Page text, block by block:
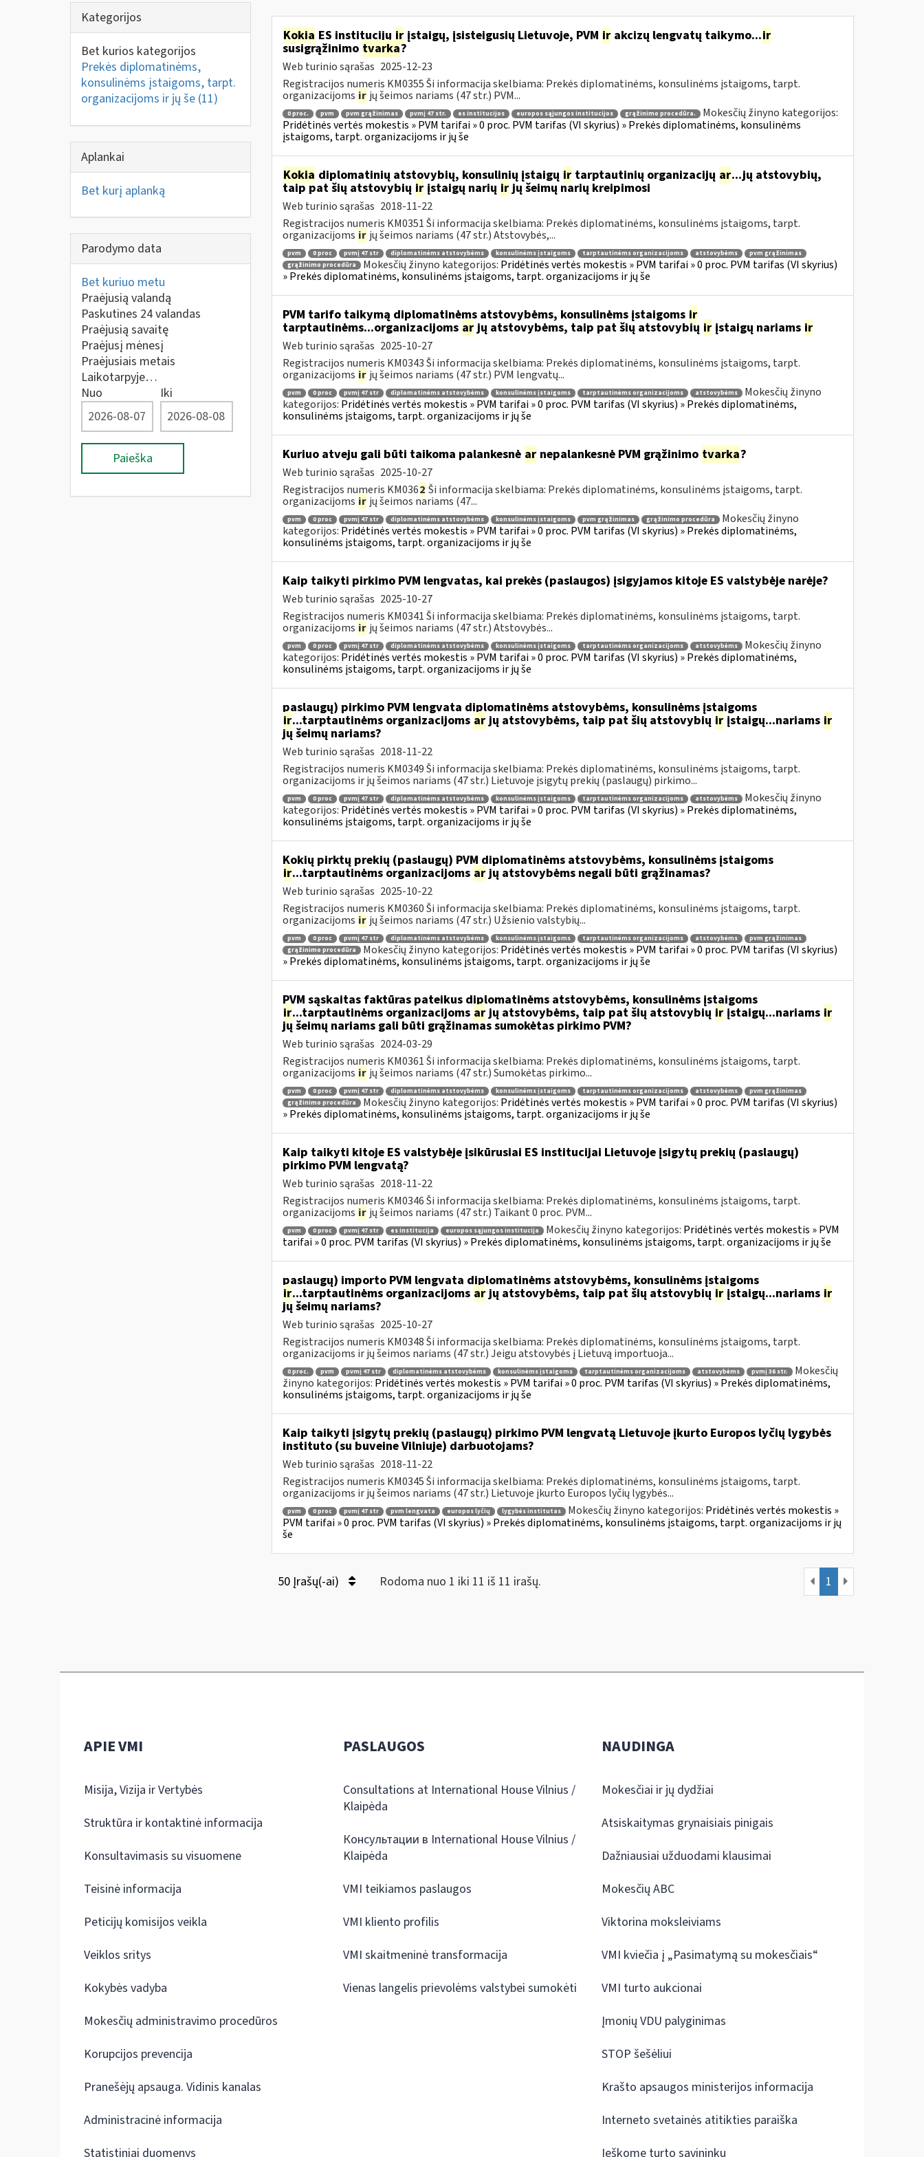
Kategorijos
Bet kurios kategorijos
Prekės diplomatinėms,
konsulinėms įstaigoms, tarpt.
organizacijoms ir jų še (11)
Aplankai
Bet kurį aplanką
Parodymo data
Bet kuriuo metu
Praėjusią valandą
Paskutines 24 valandas
Praėjusią savaitę
Praėjusį mėnesį
Praėjusiais metais
Laikotarpyje…
Nuo
Iki
Paieška
Kokia ES institucijųirįstaigų, įsisteigusių Lietuvoje, PVM irakcizų lengvatų taikymo...ir
susigrąžinimo tvarka?
Web turinio sąrašas 2025-12-23
Registracijos numeris KM0355 Ši informacija skelbiama: Prekės diplomatinėms, konsulinėms įstaigoms, tarpt.
organizacijoms ir jų šeimos nariams (47 str.) PVM...
0 proc. pvm pvm grąžinimas pvmį 47 str. es institucijos europos sąjungos institucijos grąžinimo procedūra.
Mokesčių žinyno kategorijos:
Pridėtinės vertės mokestis » PVM tarifai » 0 proc. PVM tarifas (VI skyrius) » Prekės diplomatinėms, konsulinėms
įstaigoms, tarpt. organizacijoms ir jų še
Kokia diplomatinių atstovybių, konsulinių įstaigų irtarptautinių organizacijų ar...jų atstovybių,
taip pat šių atstovybių irįstaigų narių irjų šeimų narių kreipimosi
Web turinio sąrašas 2018-11-22
Registracijos numeris KM0351 Ši informacija skelbiama: Prekės diplomatinėms, konsulinėms įstaigoms, tarpt.
organizacijoms ir jų šeimos nariams (47 str.) Atstovybės,...
pvm 0 proc pvmį 47 str diplomatinėms atstovybėms konsulinėms įstaigoms tarptautinėms organizacijoms atstovybėms
pvm grąžinimas
grąžinimo procedūra
Mokesčių žinyno kategorijos: Pridėtinės vertės mokestis » PVM tarifai » 0 proc. PVM tarifas (VI skyrius)
» Prekės diplomatinėms, konsulinėms įstaigoms, tarpt. organizacijoms ir jų še
PVM tarifo taikymą diplomatinėms atstovybėms, konsulinėms įstaigoms ir
tarptautinėms...organizacijoms arjų atstovybėms, taip pat šių atstovybių irįstaigų nariams ir
Web turinio sąrašas 2025-10-27
Registracijos numeris KM0343 Ši informacija skelbiama: Prekės diplomatinėms, konsulinėms įstaigoms, tarpt.
organizacijoms ir jų šeimos nariams (47 str.) PVM lengvatų...
pvm 0 proc pvmį 47 str diplomatinėms atstovybėms konsulinėms įstaigoms tarptautinėms organizacijoms atstovybėms
Mokesčių žinyno
kategorijos: Pridėtinės vertės mokestis » PVM tarifai » 0 proc. PVM tarifas (VI skyrius) » Prekės diplomatinėms,
konsulinėms įstaigoms, tarpt. organizacijoms ir jų še
Kuriuo atveju gali būti taikoma palankesnė arnepalankesnė PVM grąžinimo tvarka?
Web turinio sąrašas 2025-10-27
Registracijos numeris KM0362 Ši informacija skelbiama: Prekės diplomatinėms, konsulinėms įstaigoms, tarpt.
organizacijoms ir jų šeimos nariams (47...
pvm 0 proc pvmį 47 str diplomatinėms atstovybėms konsulinėms įstaigoms pvm grąžinimas grąžinimo procedūra
Mokesčių žinyno
kategorijos: Pridėtinės vertės mokestis » PVM tarifai » 0 proc. PVM tarifas (VI skyrius) » Prekės diplomatinėms,
konsulinėms įstaigoms, tarpt. organizacijoms ir jų še
Kaip taikyti pirkimo PVM lengvatas, kai prekės (paslaugos) įsigyjamos kitoje ES valstybėje narėje?
Web turinio sąrašas 2025-10-27
Registracijos numeris KM0341 Ši informacija skelbiama: Prekės diplomatinėms, konsulinėms įstaigoms, tarpt.
organizacijoms ir jų šeimos nariams (47 str.) Atstovybės...
pvm 0 proc pvmį 47 str diplomatinėms atstovybėms konsulinėms įstaigoms tarptautinėms organizacijoms atstovybėms
Mokesčių žinyno
kategorijos: Pridėtinės vertės mokestis » PVM tarifai » 0 proc. PVM tarifas (VI skyrius) » Prekės diplomatinėms,
konsulinėms įstaigoms, tarpt. organizacijoms ir jų še
paslaugų) pirkimo PVM lengvata diplomatinėms atstovybėms, konsulinėms įstaigoms
ir...tarptautinėms organizacijoms arjų atstovybėms, taip pat šių atstovybių irįstaigų...nariams ir
jų šeimų nariams?
Web turinio sąrašas 2018-11-22
Registracijos numeris KM0349 Ši informacija skelbiama: Prekės diplomatinėms, konsulinėms įstaigoms, tarpt.
organizacijoms ir jų šeimos nariams (47 str.) Lietuvoje įsigytų prekių (paslaugų) pirkimo...
pvm 0 proc pvmį 47 str diplomatinėms atstovybėms konsulinėms įstaigoms tarptautinėms organizacijoms atstovybėms
Mokesčių žinyno
kategorijos: Pridėtinės vertės mokestis » PVM tarifai » 0 proc. PVM tarifas (VI skyrius) » Prekės diplomatinėms,
konsulinėms įstaigoms, tarpt. organizacijoms ir jų še
Kokių pirktų prekių (paslaugų) PVM diplomatinėms atstovybėms, konsulinėms įstaigoms
ir...tarptautinėms organizacijoms arjų atstovybėms negali būti grąžinamas?
Web turinio sąrašas 2025-10-22
Registracijos numeris KM0360 Ši informacija skelbiama: Prekės diplomatinėms, konsulinėms įstaigoms, tarpt.
organizacijoms ir jų šeimos nariams (47 str.) Užsienio valstybių...
pvm 0 proc pvmį 47 str diplomatinėms atstovybėms konsulinėms įstaigoms tarptautinėms organizacijoms atstovybėms
pvm grąžinimas
grąžinimo procedūra
Mokesčių žinyno kategorijos: Pridėtinės vertės mokestis » PVM tarifai » 0 proc. PVM tarifas (VI skyrius)
» Prekės diplomatinėms, konsulinėms įstaigoms, tarpt. organizacijoms ir jų še
PVM sąskaitas faktūras pateikus diplomatinėms atstovybėms, konsulinėms įstaigoms
ir...tarptautinėms organizacijoms arjų atstovybėms, taip pat šių atstovybių irįstaigų...nariams ir
jų šeimų nariams gali būti grąžinamas sumokėtas pirkimo PVM?
Web turinio sąrašas 2024-03-29
Registracijos numeris KM0361 Ši informacija skelbiama: Prekės diplomatinėms, konsulinėms įstaigoms, tarpt.
organizacijoms ir jų šeimos nariams (47 str.) Sumokėtas pirkimo...
pvm 0 proc pvmį 47 str diplomatinėms atstovybėms konsulinėms įstaigoms tarptautinėms organizacijoms atstovybėms
pvm grąžinimas
grąžinimo procedūra
Mokesčių žinyno kategorijos: Pridėtinės vertės mokestis » PVM tarifai » 0 proc. PVM tarifas (VI skyrius)
» Prekės diplomatinėms, konsulinėms įstaigoms, tarpt. organizacijoms ir jų še
Kaip taikyti kitoje ES valstybėje įsikūrusiai ES institucijai Lietuvoje įsigytų prekių (paslaugų)
pirkimo PVM lengvatą?
Web turinio sąrašas 2018-11-22
Registracijos numeris KM0346 Ši informacija skelbiama: Prekės diplomatinėms, konsulinėms įstaigoms, tarpt.
organizacijoms ir jų šeimos nariams (47 str.) Taikant 0 proc. PVM...
pvm 0 proc pvmį 47 str es institucija europos sąjungos institucija Mokesčių žinyno kategorijos: Pridėtinės vertės mokestis » PVM
tarifai » 0 proc. PVM tarifas (VI skyrius) » Prekės diplomatinėms, konsulinėms įstaigoms, tarpt. organizacijoms ir jų še
paslaugų) importo PVM lengvata diplomatinėms atstovybėms, konsulinėms įstaigoms
ir...tarptautinėms organizacijoms arjų atstovybėms, taip pat šių atstovybių irįstaigų...nariams ir
jų šeimų nariams?
Web turinio sąrašas 2025-10-27
Registracijos numeris KM0348 Ši informacija skelbiama: Prekės diplomatinėms, konsulinėms įstaigoms, tarpt.
organizacijoms ir jų šeimos nariams (47 str.) Jeigu atstovybės į Lietuvą importuoja...
0 proc. pvm pvmį 47 str diplomatinėms atstovybėms konsulinėms įstaigoms tarptautinėms organizacijoms atstovybėms pvmį 36 str.
Mokesčių
žinyno kategorijos: Pridėtinės vertės mokestis » PVM tarifai » 0 proc. PVM tarifas (VI skyrius) » Prekės diplomatinėms,
konsulinėms įstaigoms, tarpt. organizacijoms ir jų še
Kaip taikyti įsigytų prekių (paslaugų) pirkimo PVM lengvatą Lietuvoje įkurto Europos lyčių lygybės
instituto (su buveine Vilniuje) darbuotojams?
Web turinio sąrašas 2018-11-22
Registracijos numeris KM0345 Ši informacija skelbiama: Prekės diplomatinėms, konsulinėms įstaigoms, tarpt.
organizacijoms ir jų šeimos nariams (47 str.) Lietuvoje įkurto Europos lyčių lygybės...
pvm 0 proc pvmį 47 str pvm lengvata europos lyčių lygybės institutas Mokesčių žinyno kategorijos: Pridėtinės vertės mokestis »
PVM tarifai » 0 proc. PVM tarifas (VI skyrius) » Prekės diplomatinėms, konsulinėms įstaigoms, tarpt. organizacijoms ir jų
še
50 Įrašų(-ai) Rodoma nuo 1 iki 11 iš 11 irašų. 1
APIE VMI
Misija, Vizija ir Vertybės
Struktūra ir kontaktinė informacija
Konsultavimasis su visuomene
Teisinė informacija
Peticijų komisijos veikla
Veiklos sritys
Kokybės vadyba
Mokesčių administravimo procedūros
Korupcijos prevencija
Pranešėjų apsauga. Vidinis kanalas
Administracinė informacija
Statistiniai duomenys
PASLAUGOS
Consultations at International House Vilnius /
Klaipėda
Консультации в International House Vilnius /
Klaipėda
VMI teikiamos paslaugos
VMI kliento profilis
VMI skaitmeninė transformacija
Vienas langelis prievolėms valstybei sumokėti
NAUDINGA
Mokesčiai ir jų dydžiai
Atsiskaitymas grynaisiais pinigais
Dažniausiai užduodami klausimai
Mokesčių ABC
Viktorina moksleiviams
VMI kviečia į „Pasimatymą su mokesčiais“
VMI turto aukcionai
Įmonių VDU palyginimas
STOP šešėliui
Krašto apsaugos ministerijos informacija
Interneto svetainės atitikties paraiška
Ieškome turto savininkų